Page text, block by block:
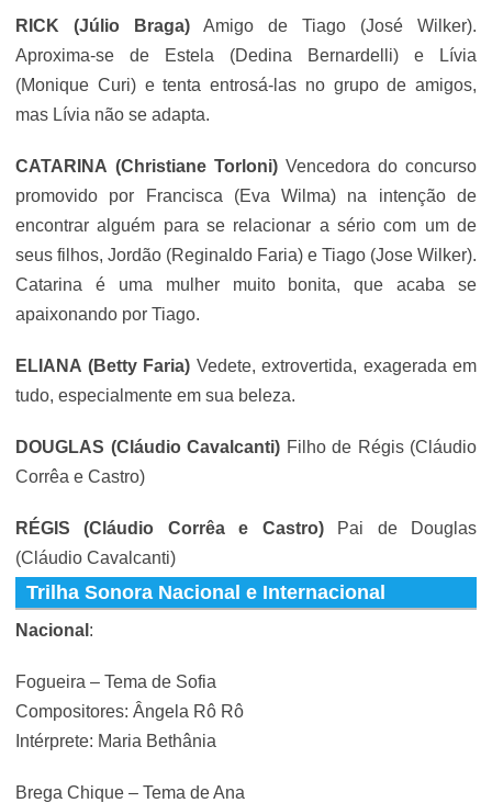
RICK (Júlio Braga) Amigo de Tiago (José Wilker).
Aproxima-se de Estela (Dedina Bernardelli) e Lívia
(Monique Curi) e tenta entrosá-las no grupo de amigos,
mas Lívia não se adapta.
CATARINA (Christiane Torloni) Vencedora do concurso
promovido por Francisca (Eva Wilma) na intenção de
encontrar alguém para se relacionar a sério com um de
seus filhos, Jordão (Reginaldo Faria) e Tiago (Jose Wilker).
Catarina é uma mulher muito bonita, que acaba se
apaixonando por Tiago.
ELIANA (Betty Faria) Vedete, extrovertida, exagerada em
tudo, especialmente em sua beleza.
DOUGLAS (Cláudio Cavalcanti) Filho de Régis (Cláudio
Corrêa e Castro)
RÉGIS (Cláudio Corrêa e Castro)Pai de Douglas
(Cláudio Cavalcanti)
Trilha Sonora Nacional e Internacional
Nacional :
Fogueira – Tema de Sofia
Compositores: Ângela Rô Rô
Intérprete: Maria Bethânia
Brega Chique – Tema de Ana